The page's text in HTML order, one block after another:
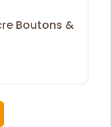
Boutons &